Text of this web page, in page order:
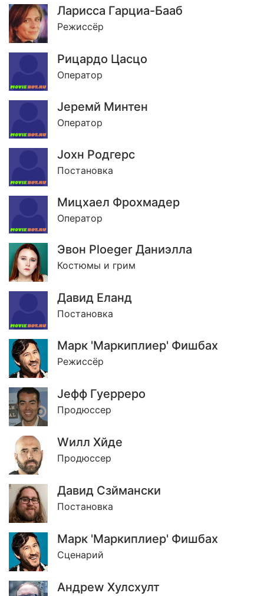
Ларисса Гарциа-Бааб
Режиссёр
Рицардо Цасцо
Оператор
Jеремй Минтен
Оператор
Jохн Родгерс
Постановка
Мицхаел Фрохмадер
Оператор
Эвон Ploeger Даниэлла
Костюмы и грим
Давид Еланд
Постановка
Марк 'Маркиплиер' Фишбах
Режиссёр
Jефф Гуерреро
Продюссер
Wилл Хйде
Продюссер
Давид Сзймански
Постановка
Марк 'Маркиплиер' Фишбах
Сценарий
Андреw Хулсхулт